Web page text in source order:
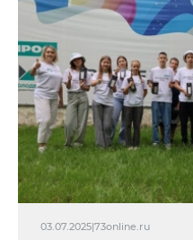
03.07.2025|73online.ru